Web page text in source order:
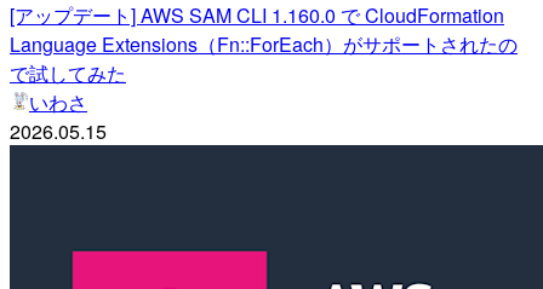
[アップデート] AWS SAM CLI 1.160.0 で CloudFormation
Language Extensions（Fn::ForEach）がサポートされたの
で試してみた
いわさ
2026.05.15